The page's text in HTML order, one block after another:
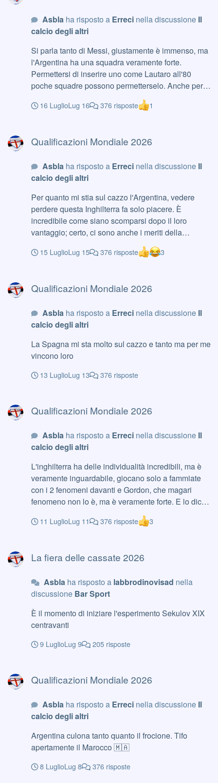
Asbla ha risposto a Erreci nella discussione Il
calcio degli altri
Si parla tanto di Messi, giustamente è immenso, ma
l'Argentina ha una squadra veramente forte.
Permettersi di inserire uno come Lautaro all'80
poche squadre possono permetterselo. Anche per
questo è ancora più inspiegabile come l'Inghilterra
abbia deciso di scherare il sesto difensore con
16 LuglioLug 16 376 risposte 1
Qualificazioni Mondiale 2026
Asbla ha risposto a Erreci nella discussione Il
calcio degli altri
Per quanto mi stia sul cazzo l'Argentina, vedere
perdere questa Inghilterra fa solo piacere. È
incredibile come siano scomparsi dopo il loro
vantaggio; certo, ci sono anche i meriti della
squadra avversaria, comunque i campioni del
mondo in carica, ma non posso credere che con una
Mondiali ed Europei si presentano con una delle
modo inguardabile. Il figlio di Simeone sembra un
tamarro davanti al Moretti dopo 3 vodka redbull, è
15 LuglioLug 15 376 risposte 3
Qualificazioni Mondiale 2026
Asbla ha risposto a Erreci nella discussione Il
calcio degli altri
La Spagna mi sta molto sul cazzo e tanto ma per me
vincono loro
13 LuglioLug 13 376 risposte
Qualificazioni Mondiale 2026
Asbla ha risposto a Erreci nella discussione Il
calcio degli altri
L'inghilterra ha delle individualità incredibili, ma è
veramente inguardabile, giocano solo a fammiate
con i 2 fenomeni davanti e Gordon, che magari
fenomeno non lo è, ma è veramente forte. E lo dico
ora che è fine primo tempo e sono 1-1, secondo me
arrivano in finale. Per quanto mi giri il cazzo seguire
tedesca. Telecronista unico, senza un Adani o uno
spesso fanno silenzi di 30-40 secondi senza
problemi, non devono riempire ogni millesimo con
parole. E fanno vedere pure il doppio delle partite in
chiaro rispetto alla Rai...
11 LuglioLug 11 376 risposte 3
La fiera delle cassate 2026
Asbla ha risposto a labbrodinovisad nella
discussione Bar Sport
È il momento di iniziare l'esperimento Sekulov XIX
centravanti
9 LuglioLug 9 205 risposte
Qualificazioni Mondiale 2026
Asbla ha risposto a Erreci nella discussione Il
calcio degli altri
Argentina culona tanto quanto il frocione. Tifo
apertamente il Marocco 🇲🇦
8 LuglioLug 8 376 risposte